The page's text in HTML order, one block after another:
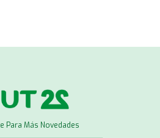
Para Más Novedades